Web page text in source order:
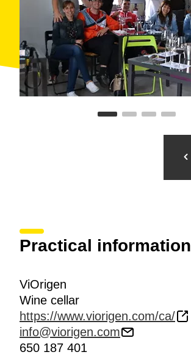
Practical information
ViOrigen
Wine cellar
https://www.viorigen.com/ca/
info@viorigen.com
650 187 401